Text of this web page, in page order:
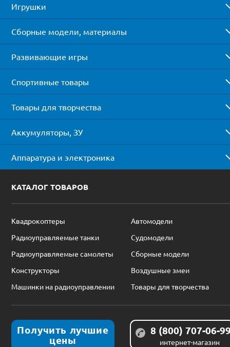
Игрушки
Сборные модели, материалы
Развивающие игры
Спортивные товары
Товары для творчества
Аккумуляторы, ЗУ
Аппаратура и электроника
КАТАЛОГ ТОВАРОВ
Квадрокоптеры
Автомодели
Радиоуправляемые танки
Судомодели
Радиоуправляемые самолеты
Сборные модели
Конструкторы
Воздушные змеи
Машинки на радиоуправлении
Товары для творчества
Получить лучшие
цены
8 (800) 707-06-
интернет-магазин